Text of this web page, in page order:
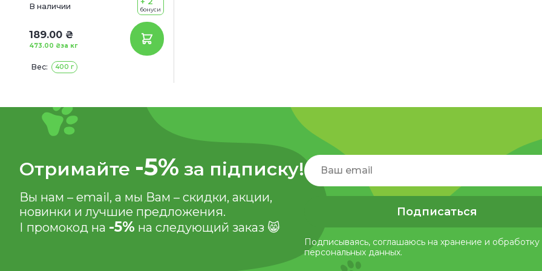
В наличии
189.00 ₴
за кг
473.00 ₴
бонуси
Вес: 400 г
Отримайте -5% за підписку!
Вы нам – email, а мы Вам – скидки, акции,
новинки и лучшие предложения.
І промокод на -5% на следующий заказ 😸
Подписаться
Подписываясь, соглашаюсь на хранение и обработку
персональных данных.